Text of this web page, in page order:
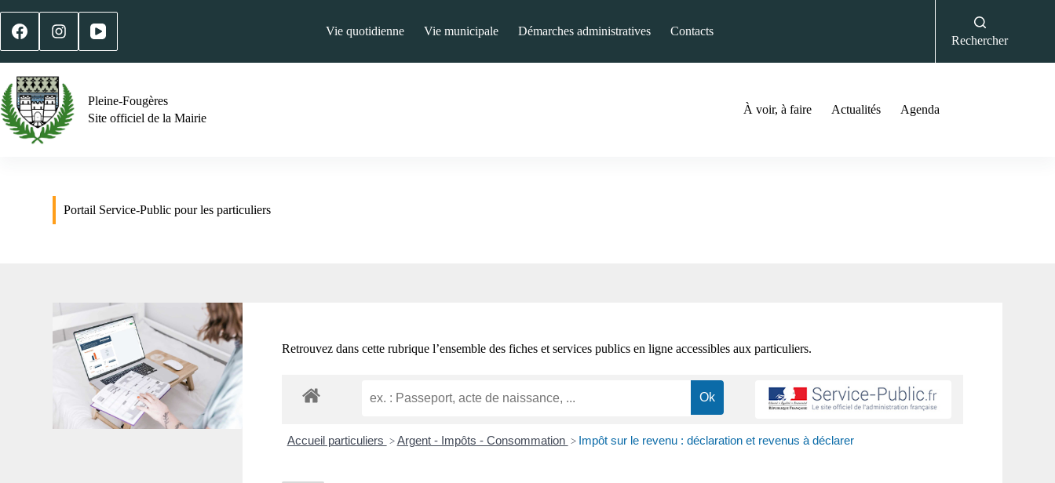
Vie quotidienne Vie municipale Démarches administratives Contacts
Rechercher
Pleine-Fougères
Site officiel de la Mairie
À voir, à faire Actualités Agenda
Portail Service-Public pour les particuliers
Retrouvez dans cette rubrique l’ensemble des fiches et services publics en ligne accessibles aux particuliers.
Accueil particuliers > Argent - Impôts - Consommation > Impôt sur le revenu : déclaration et revenus à déclarer